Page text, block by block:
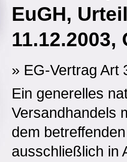
EuGH,
11.12.2003,
» EG-Vertrag Art
Ein generelles
Versandhandels
dem
ausschließlich in